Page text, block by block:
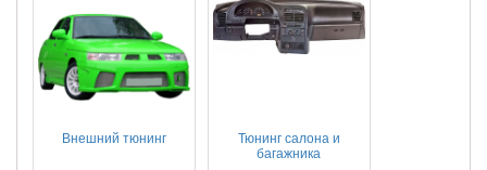
Внешний тюнинг
Тюнинг салона и
багажника